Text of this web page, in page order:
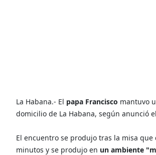
La Habana.- El papa Francisco mantuvo
domicilio de La Habana, según anunció
El encuentro se produjo tras la misa
minutos y se produjo en un ambiente